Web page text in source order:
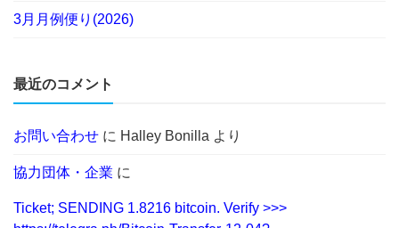
3月月例便り(2026)
最近のコメント
お問い合わせ に Halley Bonilla より
協力団体・企業 に
Ticket; SENDING 1.8216 bitcoin. Verify >>>